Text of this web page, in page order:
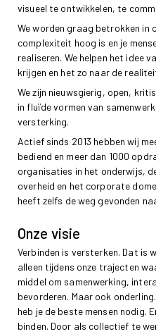
visueel te ontwikkelen, te
We worden graag betrokken
complexiteit hoog is en je
realiseren. We helpen het idee
krijgen en het zo naar de
We zijn nieuwsgierig, open,
in fluïde vormen van
versterking.
Actief sinds 2013 hebben wij
bediend en meer dan 1000
organisaties in het onderwijs,
overheid en het corporate
heeft zelfs de weg gevonden
Onze visie
Verbinden is versterken. Dat is
alleen tijdens onze trajecten
middel om samenwerking,
bevorderen. Maar ook
heb je de beste mensen nodig.
binden. Door als collectief te